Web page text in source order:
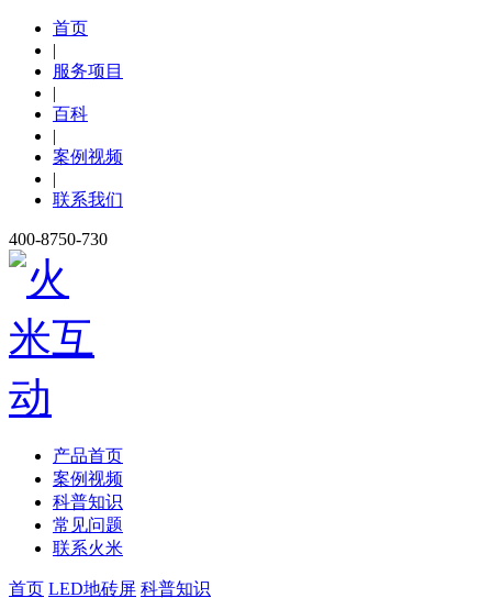
首页
|
服务项目
|
百科
|
案例视频
|
联系我们
400-8750-730
产品首页
案例视频
科普知识
常见问题
联系火米
首页 LED地砖屏 科普知识